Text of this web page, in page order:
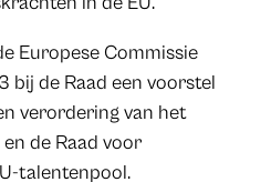
Europese Commissie
bij de Raad een voorstel
verordering van het
de Raad voor
talentenpool.